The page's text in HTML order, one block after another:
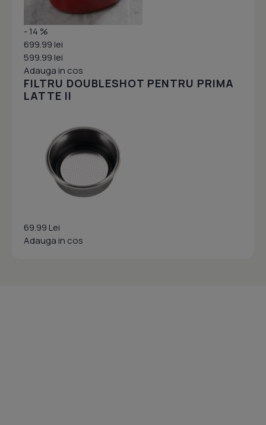
- 14 %
699.99 lei
599.99 lei
Adauga in cos
FILTRU DOUBLESHOT PENTRU PRIMA
LATTE II
69.99 Lei
Adauga in cos